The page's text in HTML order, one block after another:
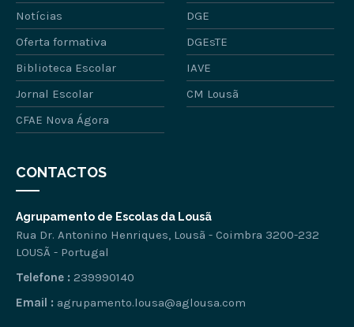
Notícias
DGE
Oferta formativa
DGEsTE
Biblioteca Escolar
IAVE
Jornal Escolar
CM Lousã
CFAE Nova Ágora
CONTACTOS
Agrupamento de Escolas da Lousã
Rua Dr. Antonino Henriques, Lousã - Coimbra 3200-232
LOUSÃ - Portugal
Telefone : 239990140
Email : agrupamento.lousa@aglousa.com